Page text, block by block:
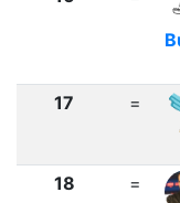
17 =
18 =